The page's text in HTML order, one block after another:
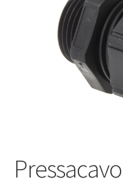
Мой аккаунт
Оставить отзыв
Скидки